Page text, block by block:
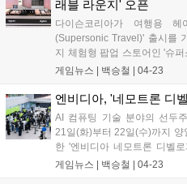
게 된다고 언급하고 있다....
래블 라운지' 오픈
다이슨코리아가 여행용
(Supersonic Travel)' 출시를
지 체험형 팝업 스토어인 '슈
퍼소닉 트래블 라운지' 팝업
냈다. 방문객은 팝업에 방문해
는 여행지를 선택 후 각 공간
게임뉴스 | 백승철 04-23
엔비디아, '네모트론 디
AI 컴퓨팅 기술 분야의 선두
21일(화)부터 22일(수)까지 양
한 '엔비디아 네모트론 디벨
Developer Days Seoul
게임뉴스 | 백승철 04-23